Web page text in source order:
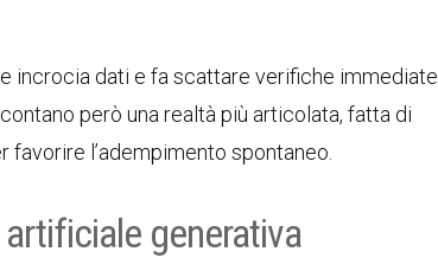
incrocia dati e fa scattare verifiche immediate
però una realtà più articolata, fatta di
l’adempimento spontaneo.
generativa